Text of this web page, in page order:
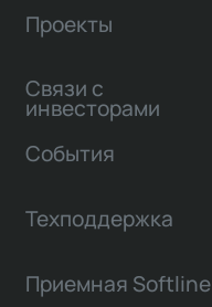
Проекты
Связи с
инвесторами
События
Техподдержка
Приемная Softline